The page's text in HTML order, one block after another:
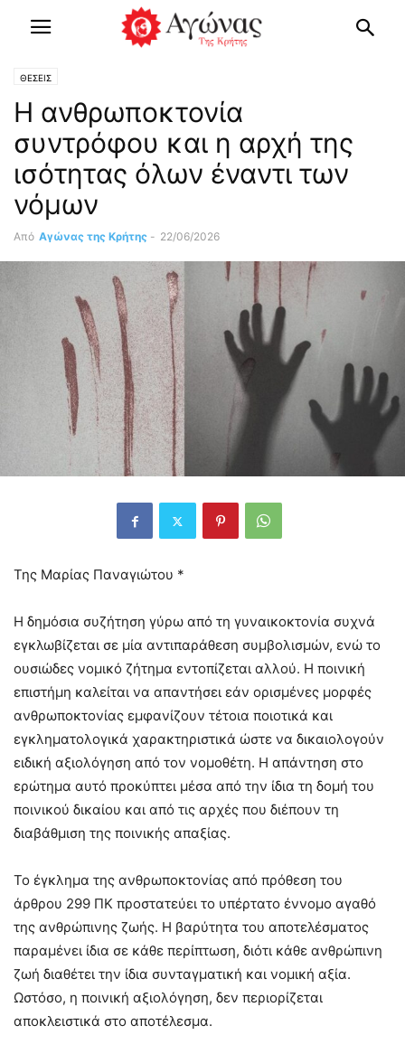
ΘΕΣΕΙΣ
Η ανθρωποκτονία
συντρόφου και η αρχή της
ισότητας όλων έναντι των
νόμων
Από Αγώνας της Κρήτης - 22/06/2026
Της Μαρίας Παναγιώτου *
Η δημόσια συζήτηση γύρω από τη γυναικοκτονία συχνά
εγκλωβίζεται σε μία αντιπαράθεση συμβολισμών, ενώ το
ουσιώδες νομικό ζήτημα εντοπίζεται αλλού. Η ποινική
επιστήμη καλείται να απαντήσει εάν ορισμένες μορφές
ανθρωποκτονίας εμφανίζουν τέτοια ποιοτικά και
εγκληματολογικά χαρακτηριστικά ώστε να δικαιολογούν
ειδική αξιολόγηση από τον νομοθέτη. Η απάντηση στο
ερώτημα αυτό προκύπτει μέσα από την ίδια τη δομή του
ποινικού δικαίου και από τις αρχές που διέπουν τη
διαβάθμιση της ποινικής απαξίας.
Το έγκλημα της ανθρωποκτονίας από πρόθεση του
άρθρου 299 ΠΚ προστατεύει το υπέρτατο έννομο αγαθό
της ανθρώπινης ζωής. Η βαρύτητα του αποτελέσματος
παραμένει ίδια σε κάθε περίπτωση, διότι κάθε ανθρώπινη
ζωή διαθέτει την ίδια συνταγματική και νομική αξία.
Ωστόσο, η ποινική αξιολόγηση, δεν περιορίζεται
αποκλειστικά στο αποτέλεσμα.